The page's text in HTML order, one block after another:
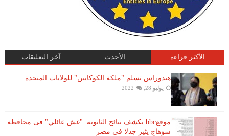
الأكثر قراءة الأحدث آخر التعليقات
هندوراس تسلم "ملكة الكوكايين" للولايات المتحدة
يوليو 28, 2022
موقعbbc يكشف نتائج الثانوية: "غش عائلي" فى محافظة
سوهاج يثير جدلا في مصر